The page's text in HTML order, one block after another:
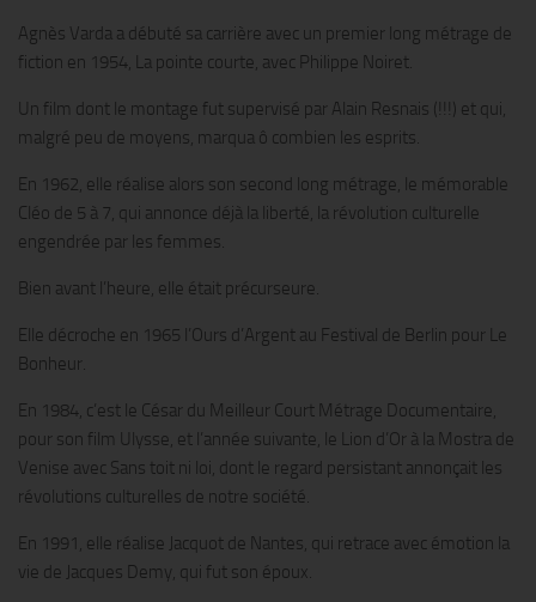
Agnès Varda a débuté sa carrière avec un premier long métrage de
fiction en 1954, La pointe courte, avec Philippe Noiret.
Un film dont le montage fut supervisé par Alain Resnais (!!!) et qui,
malgré peu de moyens, marqua ô combien les esprits.
En 1962, elle réalise alors son second long métrage, le mémorable
Cléo de 5 à 7, qui annonce déjà la liberté, la révolution culturelle
engendrée par les femmes.
Bien avant l’heure, elle était précurseure.
Elle décroche en 1965 l’Ours d’Argent au Festival de Berlin pour Le
Bonheur.
En 1984, c’est le César du Meilleur Court Métrage Documentaire,
pour son film Ulysse, et l’année suivante, le Lion d’Or à la Mostra de
Venise avec Sans toit ni loi, dont le regard persistant annonçait les
révolutions culturelles de notre société.
En 1991, elle réalise Jacquot de Nantes, qui retrace avec émotion la
vie de Jacques Demy, qui fut son époux.